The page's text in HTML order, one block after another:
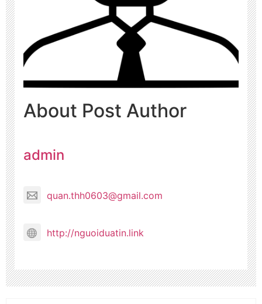
About Post Author
admin
quan.thh0603@gmail.com
http://nguoiduatin.link